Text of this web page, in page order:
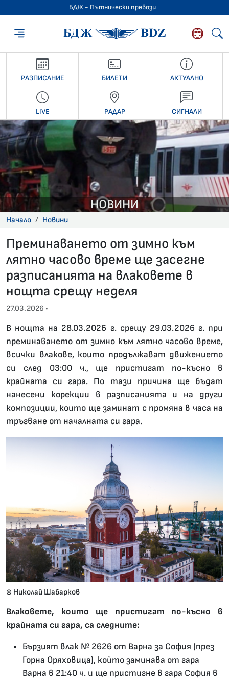
БДЖ - Пътнически превози
БДЖ -
РАЗПИСАНИЕ БИЛЕТИ АКТУАЛНО
LIVE РАДАР СИГНАЛИ
НОВИНИ
Начало Новини
Преминаването от зимно към
лятно часово време ще засегне
разписанията на влаковете в
нощта срещу неделя
27.03.2026 •
В нощта на 28.03.2026 г. срещу 29.03.2026 г. при
преминаването от зимно към лятно часово време,
всички влакове, които продължават движението
си след 03:00 ч., ще пристигат по-късно в
крайната си гара. По тази причина ще бъдат
нанесени корекции в разписанията и на други
композиции, които ще заминат с промяна в часа на
тръгване от началната си гара.
© Николай Шабарков
Влаковете, които ще пристигат по-късно в
крайната си гара, са следните:
Бързият влак № 2626 от Варна за София (през
Горна Оряховица), който заминава от гара
Варна в 21:40 ч. и ще пристигне в гара София в